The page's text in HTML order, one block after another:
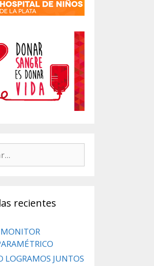
recientes
LOGRAMOS JUNTOS